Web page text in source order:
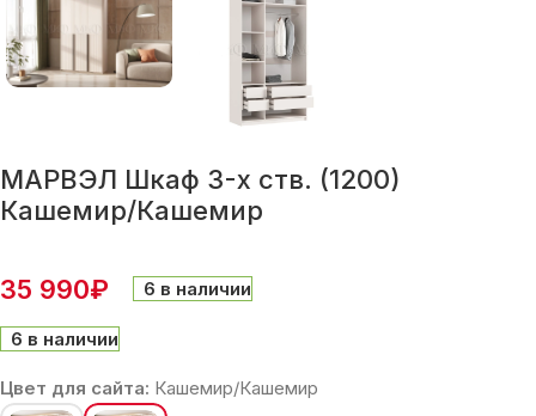
МАРВЭЛ Шкаф 3-х ств. (1200)
Кашемир/Кашемир
35 990₽ 6 в наличии
6 в наличии
Цвет для сайта: Кашемир/Кашемир